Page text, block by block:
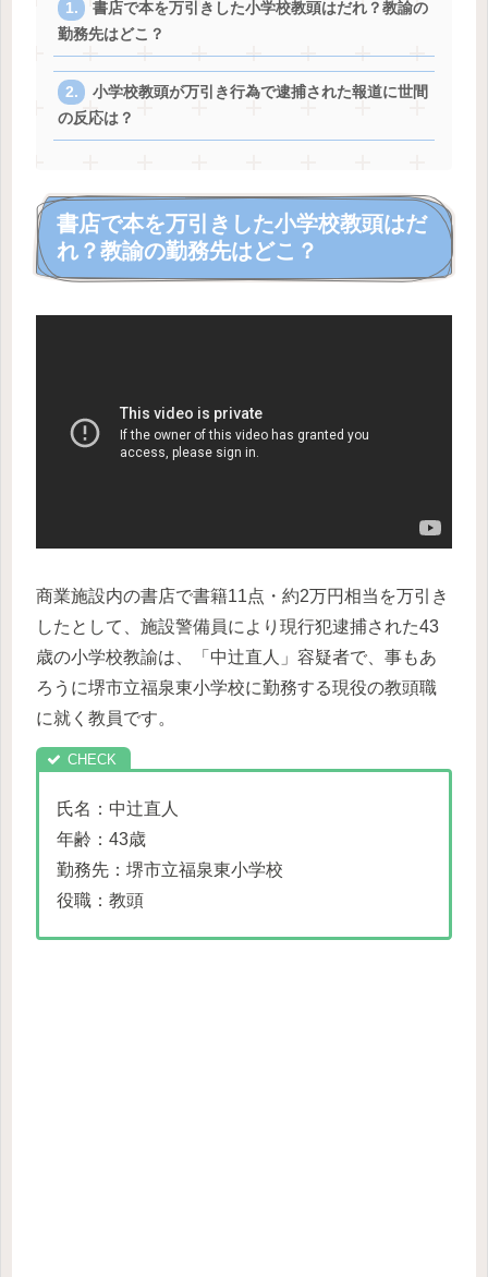
書店で本を万引きした小学校教頭はだれ？教諭の
勤務先はどこ？
小学校教頭が万引き行為で逮捕された報道に世間
の反応は？
書店で本を万引きした小学校教頭はだ
れ？教諭の勤務先はどこ？
商業施設内の書店で書籍11点・約2万円相当を万引き
したとして、施設警備員により現行犯逮捕された43
歳の小学校教諭は、「中辻直人」容疑者で、事もあ
ろうに堺市立福泉東小学校に勤務する現役の教頭職
に就く教員です。
氏名：中辻直人
年齢：43歳
勤務先：堺市立福泉東小学校
役職：教頭